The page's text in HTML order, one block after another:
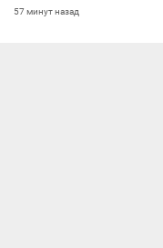
57 минут назад